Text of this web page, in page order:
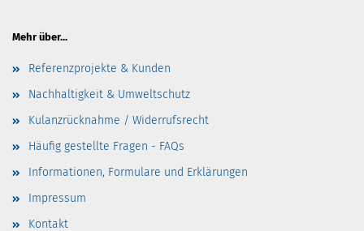
Mehr über...
Referenzprojekte & Kunden
Nachhaltigkeit & Umweltschutz
Kulanzrücknahme / Widerrufsrecht
Häufig gestellte Fragen - FAQs
Informationen, Formulare und Erklärungen
Impressum
Kontakt